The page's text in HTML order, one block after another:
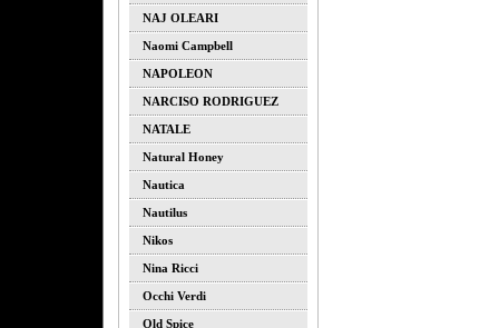
NAJ OLEARI
Naomi Campbell
NAPOLEON
NARCISO RODRIGUEZ
NATALE
Natural Honey
Nautica
Nautilus
Nikos
Nina Ricci
Occhi Verdi
Old Spice